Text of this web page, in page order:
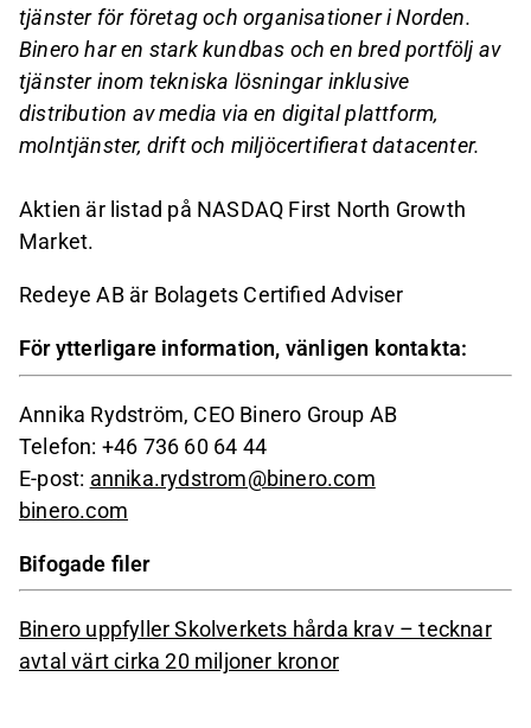
tjänster för företag och organisationer i Norden.
Binero har en stark kundbas och en bred portfölj av
tjänster inom tekniska lösningar inklusive
distribution av media via en digital plattform,
molntjänster, drift och miljöcertifierat datacenter.
Aktien är listad på NASDAQ First North Growth
Market.
Redeye AB är Bolagets Certified Adviser
För ytterligare information, vänligen kontakta:
Annika Rydström, CEO Binero Group AB
Telefon: +46 736 60 64 44
E-post: annika.rydstrom@binero.com
binero.com
Bifogade filer
Binero uppfyller Skolverkets hårda krav – tecknar
avtal värt cirka 20 miljoner kronor